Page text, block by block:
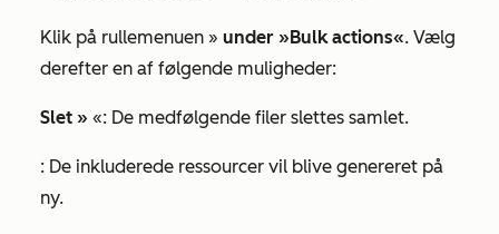
Klik på rullemenuen » under »Bulk actions«. Vælg
derefter en af følgende muligheder:
Slet » «: De medfølgende filer slettes samlet.
: De inkluderede ressourcer vil blive genereret på
ny.